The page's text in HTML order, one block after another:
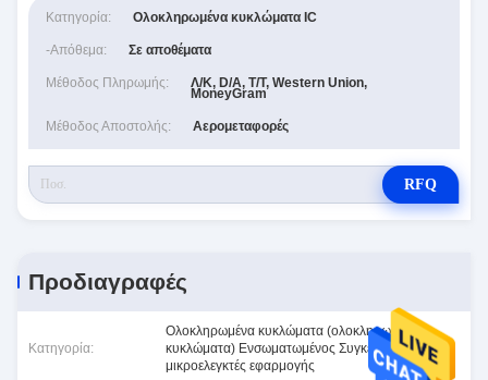
Κατηγορία: Ολοκληρωμένα κυκλώματα IC
-απόθεμα: Σε αποθέματα
Μέθοδος Πληρωμής: Λ/Κ, D/A, T/T, Western Union,
MoneyGram
Μέθοδος Αποστολής: Αερομεταφορές
RFQ
Προδιαγραφές
Κατηγορία:
Ολοκληρωμένα κυκλώματα (ολοκληρωμένα
κυκλώματα) Ενσωματωμένος Συγκεκριμένοι
μικροελεγκτές εφαρμογής